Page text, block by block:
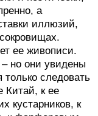
а
иллюзий,
ее живописи.
но они увидены
только следовать
Китай, к ее
кустарников, к